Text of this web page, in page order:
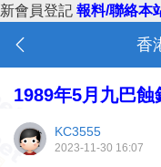
新會員登記 報料/聯絡本
香
1989年5月九巴蝕
KC3555
2023-11-30 16:07